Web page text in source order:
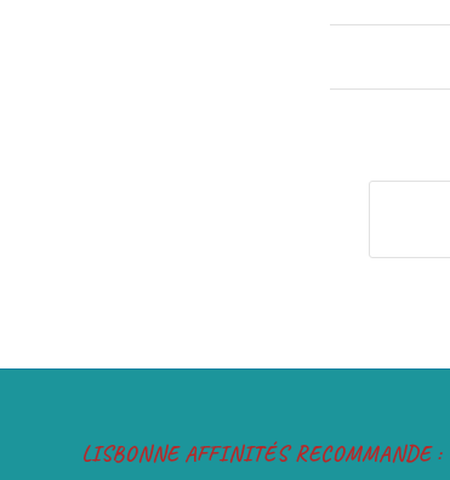
LISBONNE AFFINITÉS RECOMMANDE :